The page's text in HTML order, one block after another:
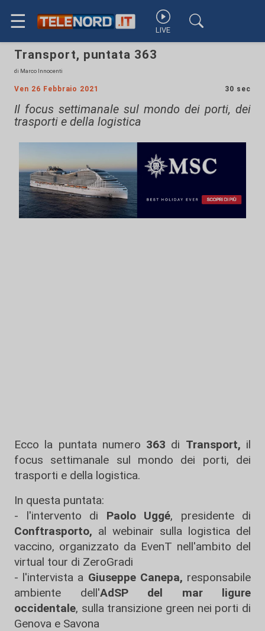
☰ LIVE
Transport, puntata 363
di Marco Innocenti
Ven 26 Febbraio 2021 30 sec
Il focus settimanale sul mondo dei porti, dei
trasporti e della logistica
Ecco la puntata numero 363 di Transport, il
focus settimanale sul mondo dei porti, dei
trasporti e della logistica.
In questa puntata:
- l'intervento di Paolo Uggé, presidente di
Conftrasporto, al webinair sulla logistica del
vaccino, organizzato da EvenT nell'ambito del
virtual tour di ZeroGradi
- l'intervista a Giuseppe Canepa, responsabile
ambiente dell'AdSP del mar ligure
occidentale, sulla transizione green nei porti di
Genova e Savona